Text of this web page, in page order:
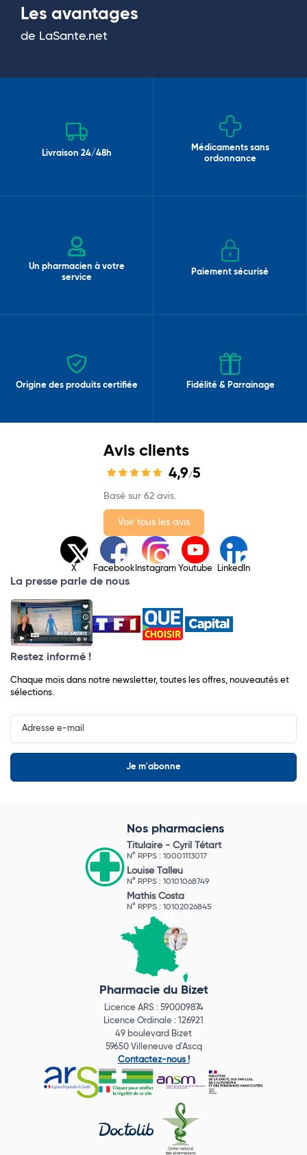
Les avantages
de LaSante.net
Livraison 24/48h
Médicaments sans
ordonnance
Un pharmacien à votre
service
Paiement sécurisé
Origine des produits certifiée Fidélité & Parrainage
Avis clients
4,9/5
Basé sur 62 avis.
Voir tous les avis
X Facebook Instagram Youtube LinkedIn
La presse parle de nous
Restez informé !
Chaque mois dans notre newsletter, toutes les offres, nouveautés et
sélections.
Input
Newsletter
Nos pharmaciens
Titulaire - Cyril Tétart
N° RPPS : 10001113017
Louise Talleu
N° RPPS : 10101068749
Mathis Costa
N° RPPS : 10102026845
Pharmacie du Bizet
Licence ARS : 590009874
Licence Ordinale : 126921
49 boulevard Bizet
59650 Villeneuve d'Ascq
Contactez-nous !